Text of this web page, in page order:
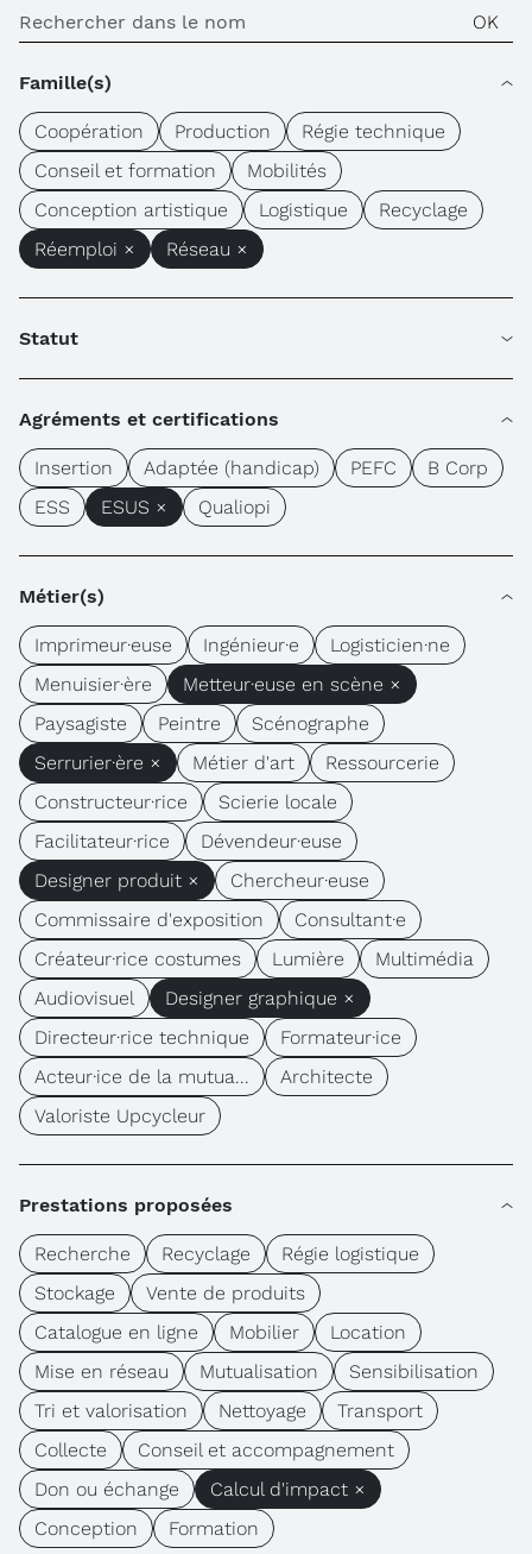
Famille(s)
Coopération Production
Régie technique
Conseil et formation
Mobilités
Conception artistique
Logistique
Recyclage
Réemploi ×
Réseau ×
Statut
Agréments et certifications
Insertion Adaptée (handicap) PEFC
B Corp
ESS
ESUS × Qualiopi
Métier(s)
Imprimeur·euse Ingénieur·e
Logisticien·ne
Menuisier·ère
Metteur·euse en scène ×
Paysagiste
Peintre
Scénographe
Serrurier·ère ×
Métier d'art
Ressourcerie
Constructeur·rice
Scierie locale
Facilitateur·rice
Dévendeur·euse
Designer produit ×
Chercheur·euse
Commissaire d'exposition
Consultant·e
Créateur·rice costumes
Lumière
Multimédia
Audiovisuel
Designer graphique ×
Directeur·rice technique
Formateur·ice
Acteur·ice de la mutua...
Architecte
Valoriste Upcycleur
Prestations proposées
Recherche Recyclage
Régie logistique
Stockage
Vente de produits
Catalogue en ligne
Mobilier
Location
Mise en réseau
Mutualisation
Sensibilisation
Tri et valorisation
Nettoyage
Transport
Collecte
Conseil et accompagnement
Don ou échange
Calcul d'impact ×
Conception
Formation